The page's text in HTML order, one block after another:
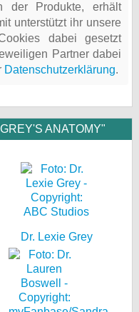
der Produkte, erhält
unterstützt ihr unsere
dabei gesetzt
Partner dabei
Datenschutzerklärung.
ANATOMY"
Dr. Lexie Grey